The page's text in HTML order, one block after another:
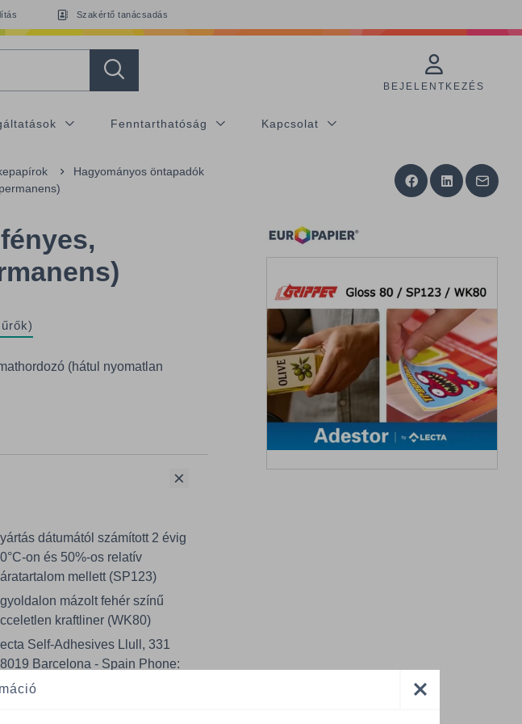
Szakértő tanácsadás
BEJELENTKEZÉS
Fenntarthatóság Kapcsolat
Hagyományos öntapadók
(hátul nyomatlan
dátumától számított 2 évig
on és 50%-os relatív
mellett (SP123)
mázolt fehér színű
kraftliner (WK80)
Self-Adhesives Llull, 331
Barcelona - Spain Phone:
93 482 13 00